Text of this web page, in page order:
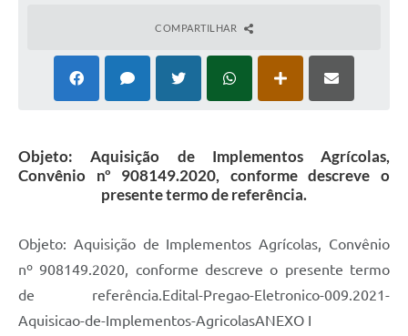
COMPARTILHAR
Objeto: Aquisição de Implementos Agrícolas,
Convênio nº 908149.2020, conforme descreve o
presente termo de referência.
Objeto: Aquisição de Implementos Agrícolas, Convênio
nº 908149.2020, conforme descreve o presente termo
de referência.Edital-Pregao-Eletronico-009.2021-
Aquisicao-de-Implementos-AgricolasANEXO I